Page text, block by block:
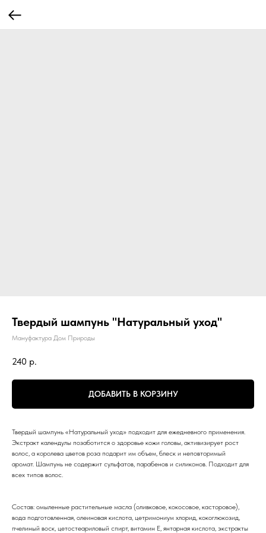
Твердый шампунь "Натуральный уход"
Мануфактура Дом Природы
240 р.
ДОБАВИТЬ В КОРЗИНУ
Твердый шампунь «Натуральный уход» подходит для ежедневного применения.
Экстракт календулы позаботится о здоровье кожи головы, активизирует рост
волос, а королева цветов роза подарит им объем, блеск и неповторимый
аромат. Шампунь не содержит сульфатов, парабенов и силиконов. Подходит для
всех типов волос.
Состав: омыленные растительные масла (оливковое, кокосовое, касторовое),
вода подготовленная, олеиновая кислота, цетримониум хлорид, кокоглюкозид,
пчелиный воск, цетостеариловый спирт, витамин Е, янтарная кислота, экстракты